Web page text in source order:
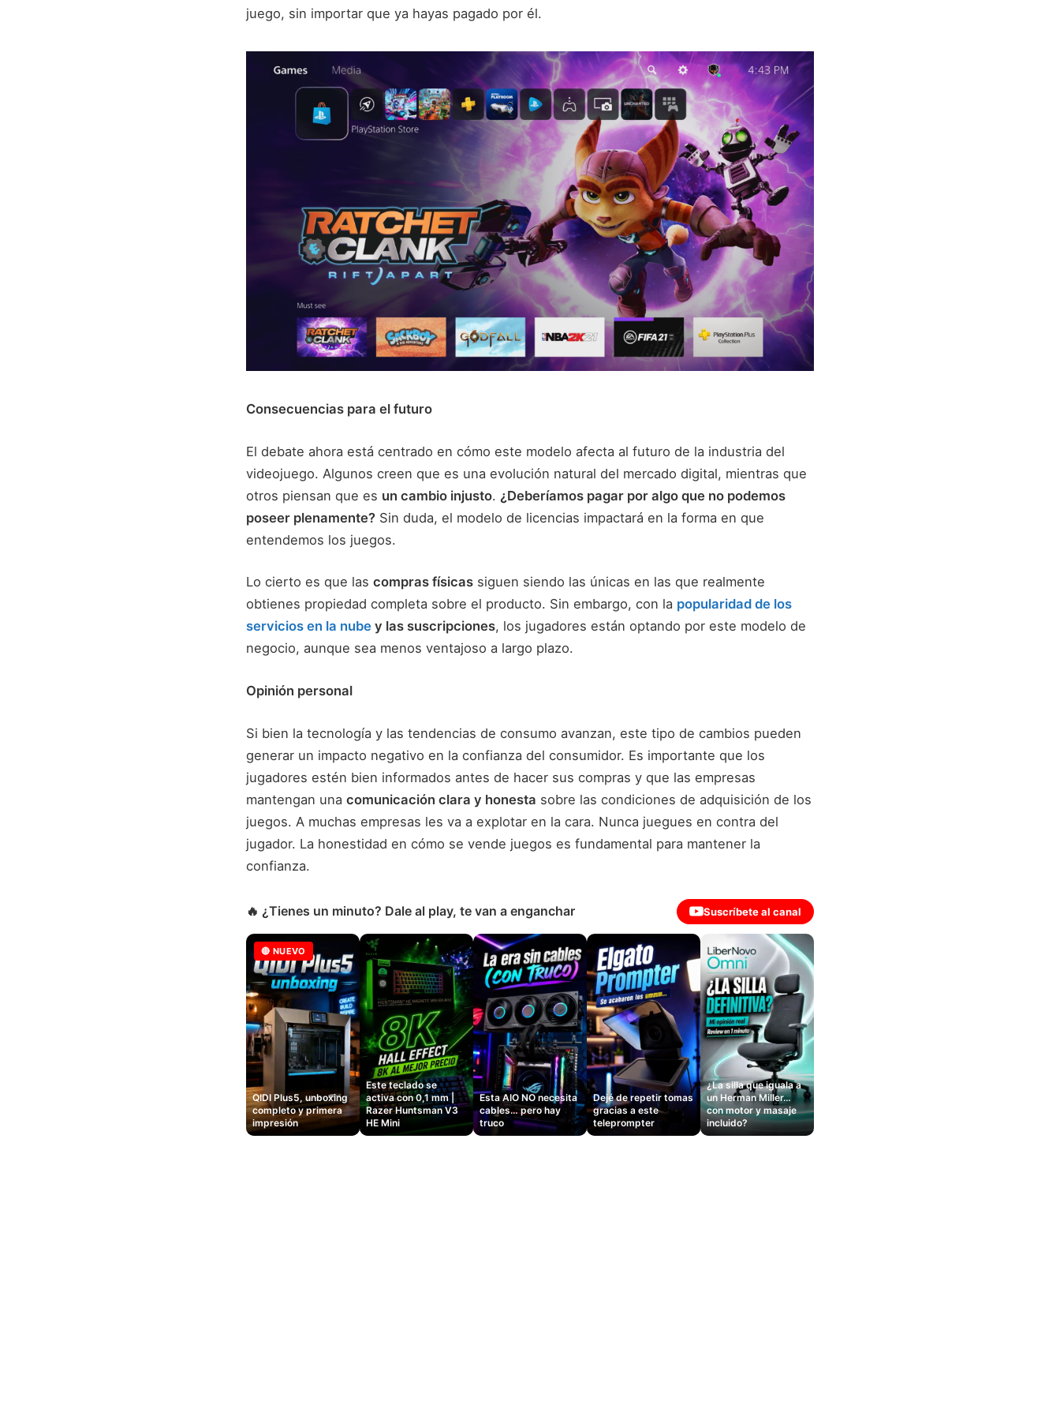
juego, sin importar que ya hayas pagado por él.
Consecuencias para el futuro
El debate ahora está centrado en cómo este modelo afecta al futuro de la industria del
videojuego. Algunos creen que es una evolución natural del mercado digital, mientras que
otros piensan que es un cambio injusto. ¿Deberíamos pagar por algo que no podemos
poseer plenamente? Sin duda, el modelo de licencias impactará en la forma en que
entendemos los juegos.
Lo cierto es que las compras físicas siguen siendo las únicas en las que realmente
obtienes propiedad completa sobre el producto. Sin embargo, con la popularidad de los
servicios en la nube y las suscripciones, los jugadores están optando por este modelo de
negocio, aunque sea menos ventajoso a largo plazo.
Opinión personal
Si bien la tecnología y las tendencias de consumo avanzan, este tipo de cambios pueden
generar un impacto negativo en la confianza del consumidor. Es importante que los
jugadores estén bien informados antes de hacer sus compras y que las empresas
mantengan una comunicación clara y honesta sobre las condiciones de adquisición de los
juegos. A muchas empresas les va a explotar en la cara. Nunca juegues en contra del
jugador. La honestidad en cómo se vende juegos es fundamental para mantener la
confianza.
🔥 ¿Tienes un minuto? Dale al play, te van a enganchar Suscríbete al canal
🔴 NUEVO
QIDI Plus5, unboxing
completo y primera
impresión
Este teclado se
activa con 0,1 mm |
Razer Huntsman V3
HE Mini
Esta AIO NO necesita
cables… pero hay
truco
Dejé de repetir tomas
gracias a este
teleprompter
¿La silla que iguala a
un Herman Miller…
con motor y masaje
incluido?